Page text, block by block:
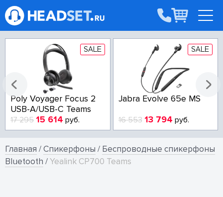
SALE
Poly Voyager Focus 2
USB-A/USB-C Teams
17 295 15 614 руб.
SALE
Jabra Evolve 65e MS
16 553 13 794 руб.
Главная /Спикерфоны / Беспроводные спикерфоны
Bluetooth /Yealink CP700 Teams